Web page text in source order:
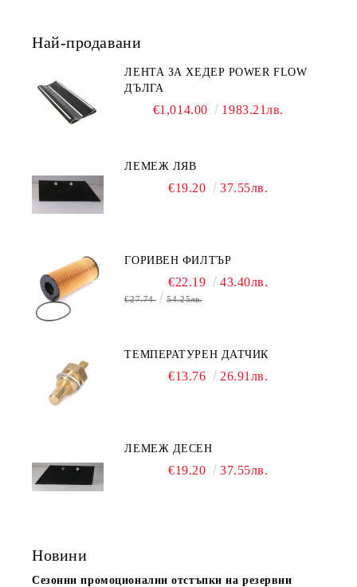
Най-продавани
ЛЕНТА ЗА ХЕДЕР POWER FLOW
ДЪЛГА
€1,014.00 1983.21лв.
ЛЕМЕЖ ЛЯВ
€19.20 37.55лв.
ГОРИВЕН ФИЛТЪР
€22.19 43.40лв.
€27.74 54.25лв.
ТЕМПЕРАТУРЕН ДАТЧИК
€13.76 26.91лв.
ЛЕМЕЖ ДЕСЕН
€19.20 37.55лв.
Новини
Сезонни промоционални отстъпки на резервни